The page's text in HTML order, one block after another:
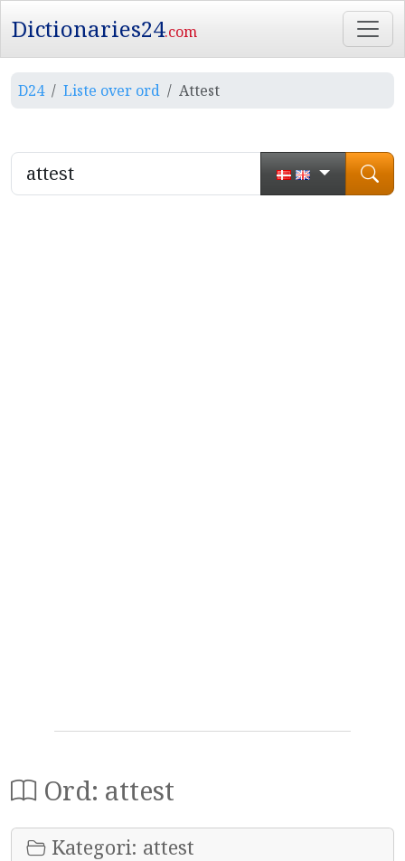
Dictionaries24.com
D24 Liste over ord Attest
Ord: attest
Kategori: attest